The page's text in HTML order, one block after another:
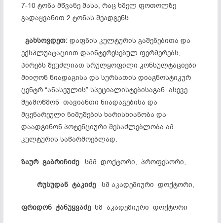
7-10 ტონა მწვანე მასა, რაც ხმელ ფოთოლზე
გადაყვანით 2 ტონას შეადგენს.
გახსოვდეთ:დაფნის კულტურის გაშენებითა და
ექსპლუატაციით დაინტერესებულ ფერმერებს,
პირებს შეუძლიათ სრულყოფილი კონსულტაციები
მიიღონ ნიადაგისა და სურსათის დიაგნოსტიკურ
ცენტრ “ანასეულის” სპეციალისტებისაგან. ასევე
შეამოწმონ თავიანთი ნიადაგებისა და
მცენარეული ნიმუშების ხარისხიანობა და
დაადგინონ პოტენციური შესაძლებლობა ამ
კულტურის საწარმოებლად.
ზაურ გაბრიჩიძე სმმ დოქტორი, პროფესორი,
რუსუდან ტაკიძესმ აკადემიური დოქტორი,
ფრიდონ ჭანუყვაძესმ აკადემიური დოქტორი